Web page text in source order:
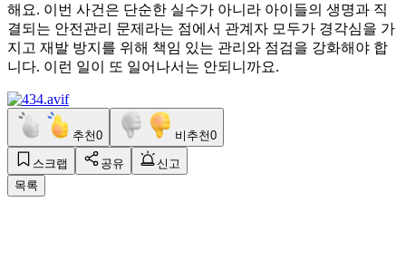
해요. 이번 사건은 단순한 실수가 아니라 아이들의 생명과 직
결되는 안전관리 문제라는 점에서 관계자 모두가 경각심을 가
지고 재발 방지를 위해 책임 있는 관리와 점검을 강화해야 합
니다. 이런 일이 또 일어나서는 안되니까요.
추천0 비추천0
스크랩 공유
신고
목록